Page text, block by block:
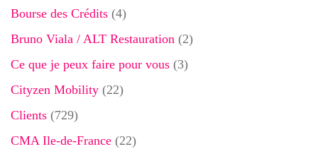
Bourse des Crédits (4)
Bruno Viala / ALT Restauration (2)
Ce que je peux faire pour vous (3)
Cityzen Mobility (22)
Clients (729)
CMA Ile-de-France (22)